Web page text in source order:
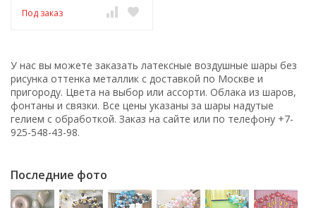
Под заказ
У нас вы можете заказать латексные воздушные шары без
рисунка оттенка металлик с доставкой по Москве и
пригороду. Цвета на выбор или ассорти. Облака из шаров,
фонтаны и связки. Все цены указаны за шары надутые
гелием с обработкой. Заказ на сайте или по телефону +7-
925-548-43-98.
Последние фото